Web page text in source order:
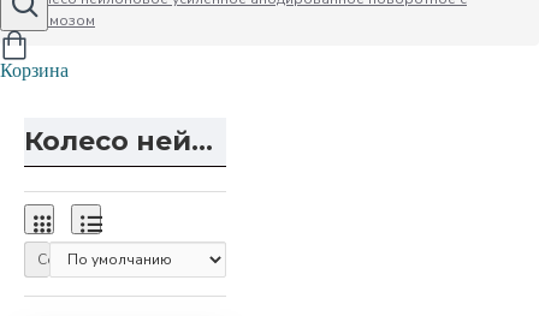
тормозом
Колесо нейлоновое усиленное анодированное поворотное с тормозом
Сортировка: